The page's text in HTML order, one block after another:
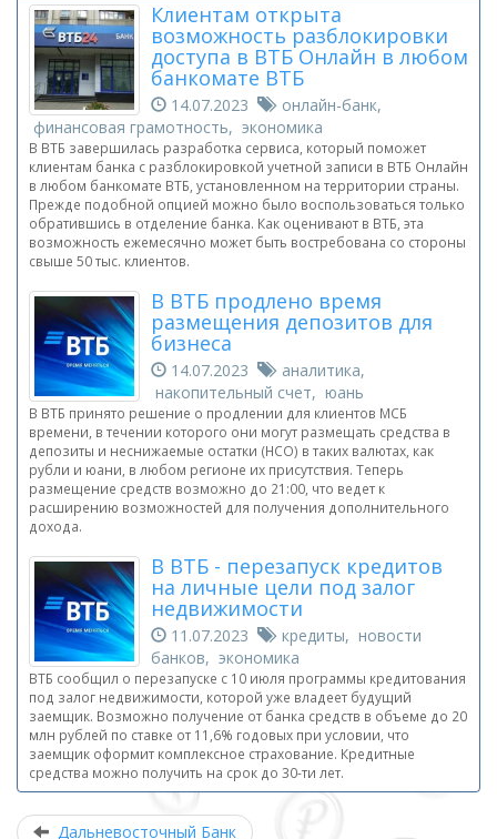
Клиентам открыта
возможность разблокировки
доступа в ВТБ Онлайн в любом
банкомате ВТБ
14.07.2023
онлайн-банк,
финансовая грамотность, экономика
В ВТБ завершилась разработка сервиса, который поможет
клиентам банка с разблокировкой учетной записи в ВТБ Онлайн
в любом банкомате ВТБ, установленном на территории страны.
Прежде подобной опцией можно было воспользоваться только
обратившись в отделение банка. Как оценивают в ВТБ, эта
возможность ежемесячно может быть востребована со стороны
свыше 50 тыс. клиентов.
В ВТБ продлено время
размещения депозитов для
бизнеса
14.07.2023
аналитика,
накопительный счет, юань
В ВТБ принято решение о продлении для клиентов МСБ
времени, в течении которого они могут размещать средства в
депозиты и неснижаемые остатки (НСО) в таких валютах, как
рубли и юани, в любом регионе их присутствия. Теперь
размещение средств возможно до 21:00, что ведет к
расширению возможностей для получения дополнительного
дохода.
В ВТБ - перезапуск кредитов
на личные цели под залог
недвижимости
11.07.2023
кредиты, новости
банков, экономика
ВТБ сообщил о перезапуске с 10 июля программы кредитования
под залог недвижимости, которой уже владеет будущий
заемщик. Возможно получение от банка средств в объеме до 20
млн рублей по ставке от 11,6% годовых при условии, что
заемщик оформит комплексное страхование. Кредитные
средства можно получить на срок до 30-ти лет.
Дальневосточный Банк